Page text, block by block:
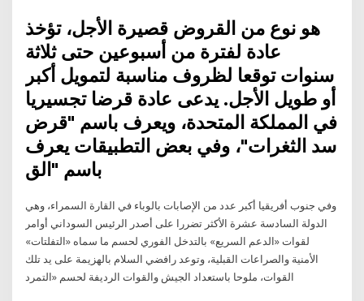
هو نوع من القروض قصيرة الأجل، تؤخذ
عادة لفترة من أسبوعين حتى ثلاثة
سنوات توقعا لظروف مناسبة لتمويل أكبر
أو طويل الأجل. يدعى عادة قرضا تجسيريا
في المملكة المتحدة، ويعرف باسم "قرض
سد الثغرات"، وفي بعض التطبيقات يعرف
باسم "الق
وفي جنوب أفريقيا أكبر عدد من الإصابات بالوباء في القارة السمراء، وهي
الدولة السادسة عشرة الأكثر تضررا على أصدر الرئيس السوداني أوامر
لقوات «الدعم السريع» بالتدخل الفوري لحسم ما سماه «التفلتات»
الأمنية والصراعات القبلية، وتوعد رافضي السلام بالهزيمة على يد تلك
القوات، ملوحا باستعداد الجيش والقوات الرديفة لحسم «التمرد